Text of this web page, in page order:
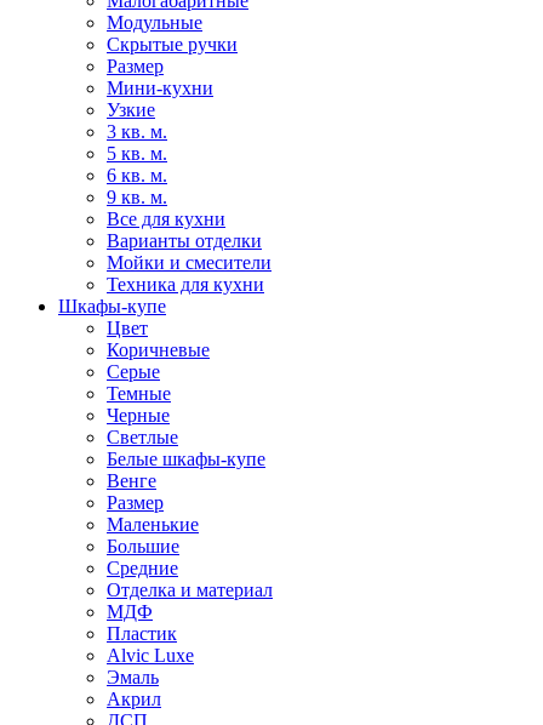
Модульные
Скрытые ручки
Размер
Мини-кухни
Узкие
3 кв. м.
5 кв. м.
6 кв. м.
9 кв. м.
Все для кухни
Варианты отделки
Мойки и смесители
Техника для кухни
Шкафы-купе
Цвет
Коричневые
Серые
Темные
Черные
Светлые
Белые шкафы-купе
Венге
Размер
Маленькие
Большие
Средние
Отделка и материал
МДФ
Пластик
Alvic Luxe
Эмаль
Акрил
ДСП